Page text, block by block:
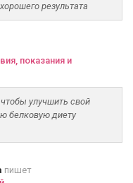
результата
показания и
улучшить свой
белковую диету
пишет